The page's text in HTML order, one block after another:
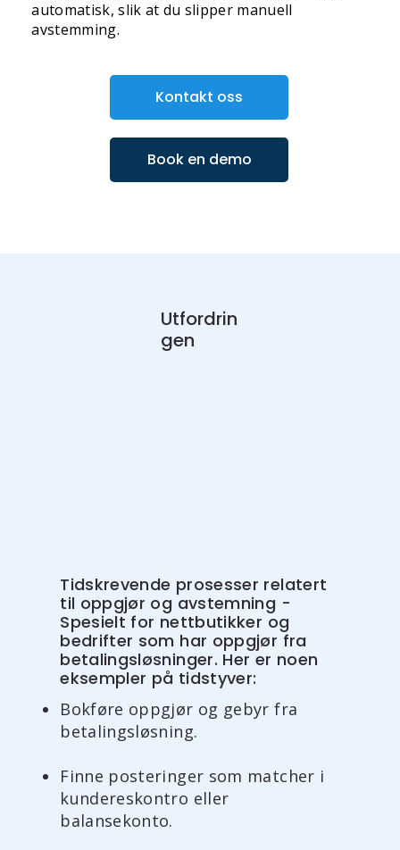
automatisk, slik at du slipper manuell
avstemming.
Kontakt oss
Book en demo
Utfordrin
gen
Tidskrevende prosesser relatert
til oppgjør og avstemning -
Spesielt for nettbutikker og
bedrifter som har oppgjør fra
betalingsløsninger. Her er noen
eksempler på tidstyver:
Bokføre oppgjør og gebyr fra
betalingsløsning.
Finne posteringer som matcher i
kundereskontro eller
balansekonto.